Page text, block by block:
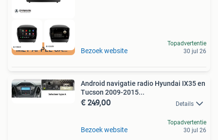
MET APPLE CARPLAY Bezoek website
Topadvertentie
30 jul 26
Android navigatie radio Hyundai IX35 en
Tucson 2009-2015...
€ 249,00 Details
Bezoek website
Topadvertentie
30 jul 26